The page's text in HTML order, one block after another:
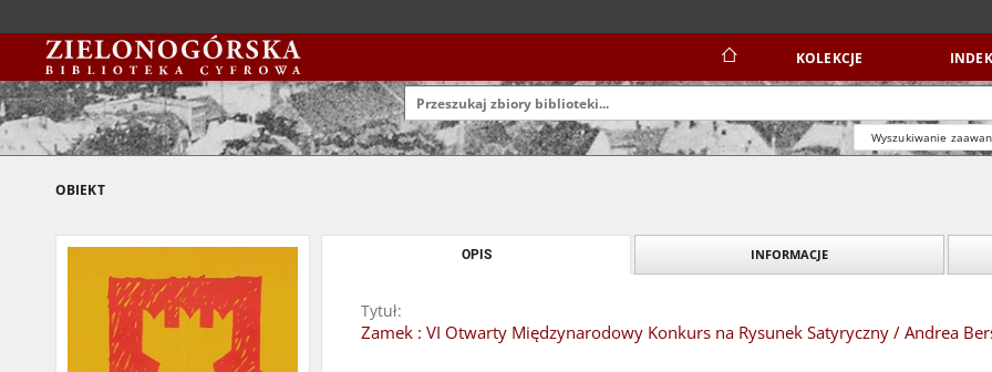
KOLEKCJE
Wyszukiwanie
OBIEKT
OPIS INFORMACJE
Tytuł:
Zamek : VI Otwarty Międzynarodowy Konkurs na Rysunek Satyryczny / Andrea